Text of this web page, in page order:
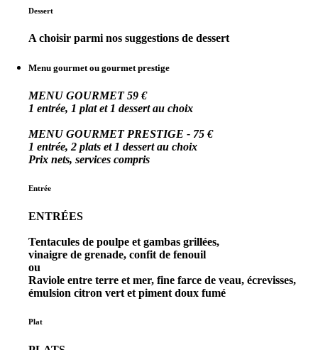
Dessert
A choisir parmi nos suggestions de dessert
Menu gourmet ou gourmet prestige
MENU GOURMET 59 €
1 entrée, 1 plat et 1 dessert au choix
MENU GOURMET PRESTIGE - 75 €
1 entrée, 2 plats et 1 dessert au choix
Prix nets, services compris
Entrée
ENTRÉES
Tentacules de poulpe et gambas grillées,
vinaigre de grenade, confit de fenouil
ou
Raviole entre terre et mer, fine farce de veau, écrevisses,
émulsion citron vert et piment doux fumé
Plat